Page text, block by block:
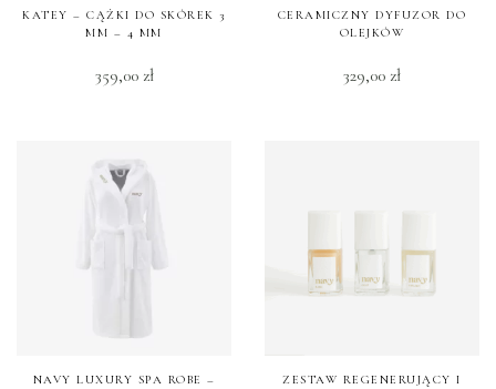
KATEY – CĄŻKI DO SKÓREK 3
MM – 4 MM
359,00 zł
CERAMICZNY DYFUZOR DO
OLEJKÓW
329,00 zł
NAVY LUXURY SPA ROBE –
ZESTAW REGENERUJĄCY I